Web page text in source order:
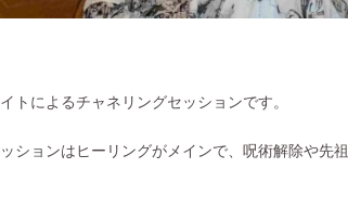
トによるチャネリングセッションです。
ションはヒーリングがメインで、呪術解除や先